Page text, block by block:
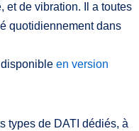
et de vibration. Il a toutes
quotidiennement dans
en version
types de DATI dédiés, à